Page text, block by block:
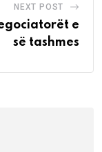
NEXT POST
e
së tashmes